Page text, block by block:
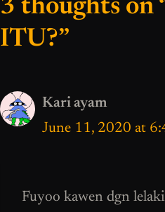
3 thoughts on
ITU?”
Kari ayam
June 11, 2020 at
Fuyoo kawen dgn